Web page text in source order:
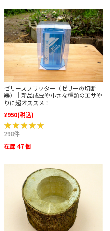
ゼリースプリッター（ゼリーの切断
器）｜新品成虫や小さな種類のエサや
りに超オススメ！
¥950(税込)
★★★★★
★★★★★
298件
在庫 47 個